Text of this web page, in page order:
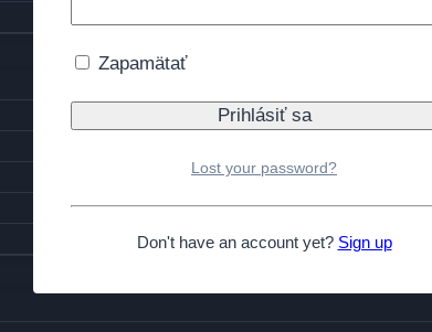
Zapamätať
Lost your password?
Don't have an account yet? Sign up